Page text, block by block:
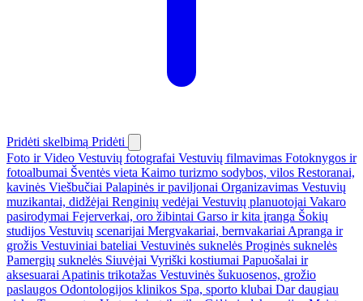
Pridėti skelbimą Pridėti
Foto ir Video Vestuvių fotografai Vestuvių filmavimas Fotoknygos ir
fotoalbumai Šventės vieta Kaimo turizmo sodybos, vilos Restoranai,
kavinės Viešbučiai Palapinės ir paviljonai Organizavimas Vestuvių
muzikantai, didžėjai Renginių vedėjai Vestuvių planuotojai Vakaro
pasirodymai Fejerverkai, oro žibintai Garso ir kita įranga Šokių
studijos Vestuvių scenarijai Mergvakariai, bernvakariai Apranga ir
grožis Vestuviniai bateliai Vestuvinės suknelės Proginės suknelės
Pamergių suknelės Siuvėjai Vyriški kostiumai Papuošalai ir
aksesuarai Apatinis trikotažas Vestuvinės šukuosenos, grožio
paslaugos Odontologijos klinikos Spa, sporto klubai Dar daugiau